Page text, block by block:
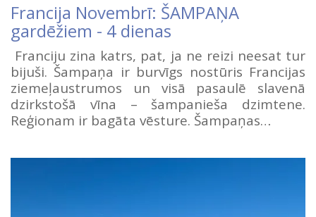
Francija Novembrī: ŠAMPAŅA
gardēžiem - 4 dienas
Franciju zina katrs, pat, ja ne reizi neesat tur
bijuši. Šampaņa ir burvīgs nostūris Francijas
ziemeļaustrumos un visā pasaulē slavenā
dzirkstošā vīna – šampanieša dzimtene.
Reģionam ir bagāta vēsture. Šampaņas…